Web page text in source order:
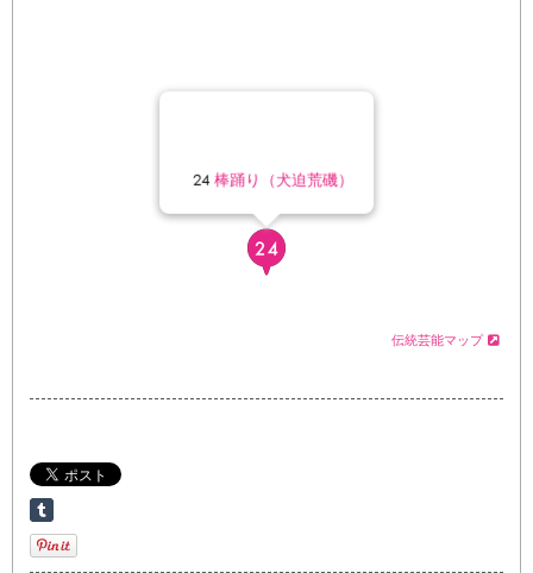
24 棒踊り（犬迫荒磯）
伝統芸能マップ